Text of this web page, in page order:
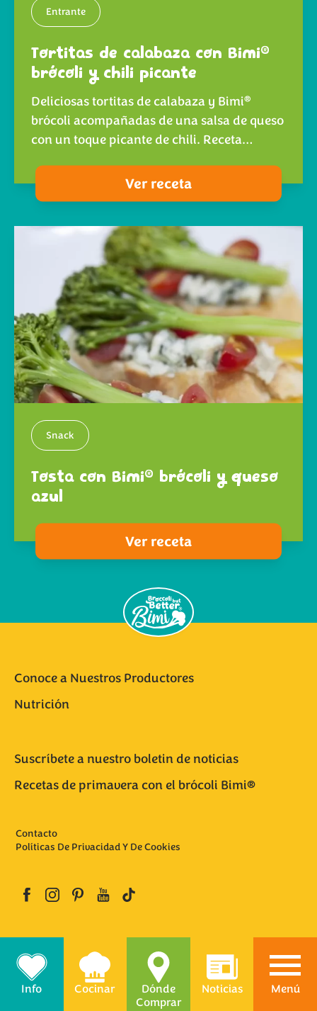
Entrante
Tortitas de calabaza con Bimi®
brócoli y chili picante
Deliciosas tortitas de calabaza y Bimi®
brócoli acompañadas de una salsa de queso
con un toque picante de chili. Receta…
Ver receta
Snack
Tosta con Bimi® brócoli y queso
azul
Ver receta
Conoce a Nuestros Productores
Nutrición
Suscríbete a nuestro boletin de noticias
Recetas de primavera con el brócoli Bimi®
Contacto
Políticas De Privacidad Y De Cookies
Info Cocinar
Dónde
Comprar
Noticias Menú